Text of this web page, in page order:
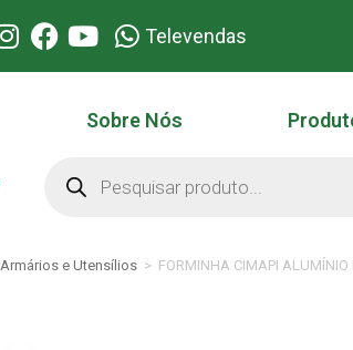
Televendas
Sobre Nós
Armários e Utensílios > FORMINHA CIMAPI